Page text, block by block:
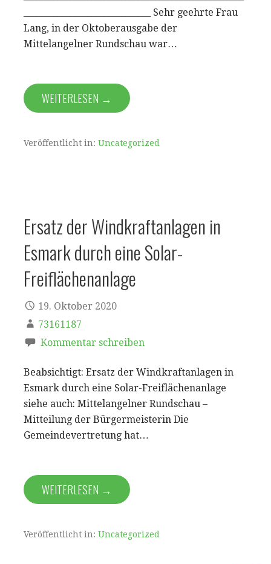
______________________________ Sehr geehrte Frau
Lang, in der Oktoberausgabe der
Mittelangelner Rundschau war…
WEITERLESEN →
Veröffentlicht in: Uncategorized
Ersatz der Windkraftanlagen in
Esmark durch eine Solar-
Freiflächenanlage
19. Oktober 2020
73161187
Kommentar schreiben
Beabsichtigt: Ersatz der Windkraftanlagen in
Esmark durch eine Solar-Freiflächenanlage
siehe auch: Mittelangelner Rundschau –
Mitteilung der Bürgermeisterin Die
Gemeindevertretung hat…
WEITERLESEN →
Veröffentlicht in: Uncategorized